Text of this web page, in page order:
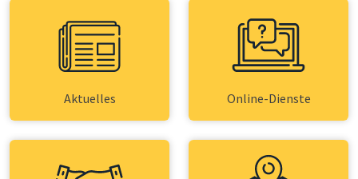
Aktuelles Online-Dienste